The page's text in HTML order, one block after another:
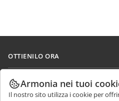
OTTIENILO ORA
Docs
DocSpace
COLLABORA
Per i contributori
Armonia nei tuoi
Il nostro sito utilizza i cookie per